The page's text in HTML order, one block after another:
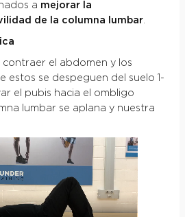
a mejorar la
de la columna lumbar.
el abdomen y los
estos se despeguen del suelo 1-
el pubis hacia el ombligo
lumbar se aplana y nuestra